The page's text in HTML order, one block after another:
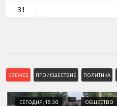
31
СВЕЖЕЕ ПРОИСШЕСТВИЕ ПОЛИТИКА
СЕГОДНЯ, 16:30 ОБЩЕСТВО